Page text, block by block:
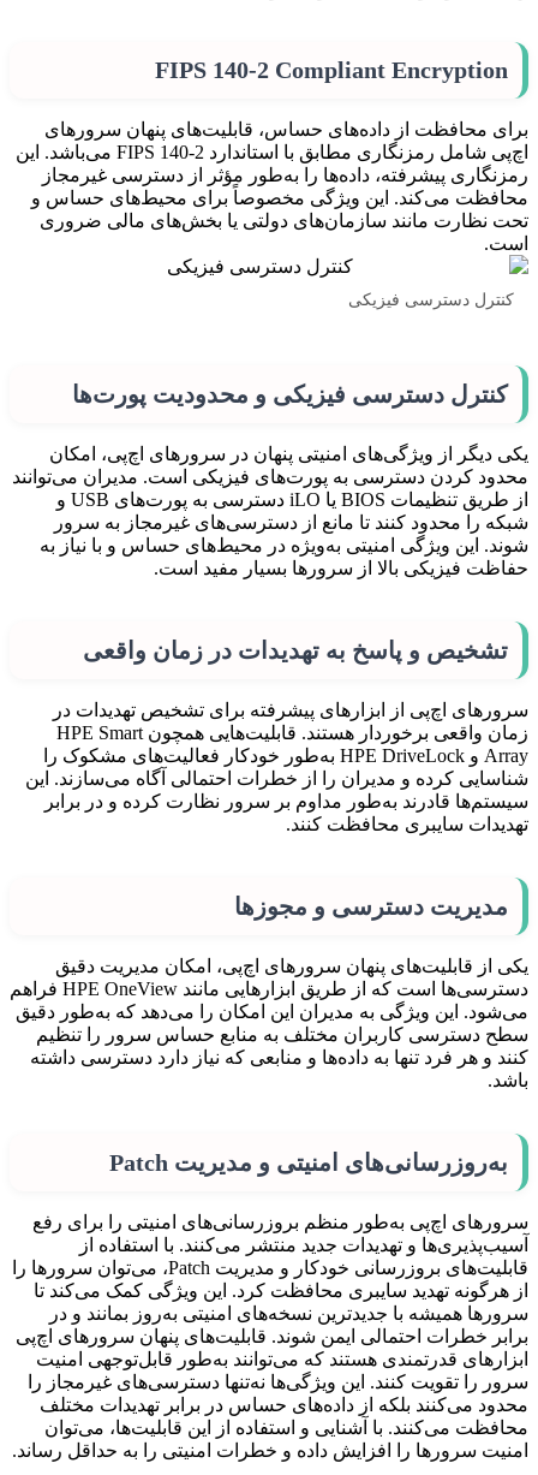
FIPS 140-2 Compliant Encryption
برای محافظت از داده‌های حساس، قابلیت‌های پنهان سرورهای
اچ‌پی شامل رمزنگاری مطابق با استاندارد FIPS 140-2 می‌باشد. این
رمزنگاری پیشرفته، داده‌ها را به‌طور مؤثر از دسترسی غیرمجاز
محافظت می‌کند. این ویژگی مخصوصاً برای محیط‌های حساس و
تحت نظارت مانند سازمان‌های دولتی یا بخش‌های مالی ضروری
است.
کنترل دسترسی فیزیکی
کنترل دسترسی فیزیکی و محدودیت پورت‌ها
یکی دیگر از ویژگی‌های امنیتی پنهان در سرورهای اچ‌پی، امکان
محدود کردن دسترسی به پورت‌های فیزیکی است. مدیران می‌توانند
از طریق تنظیمات BIOS یا iLO دسترسی به پورت‌های USB و
شبکه را محدود کنند تا مانع از دسترسی‌های غیرمجاز به سرور
شوند. این ویژگی امنیتی به‌ویژه در محیط‌های حساس و با نیاز به
حفاظت فیزیکی بالا از سرورها بسیار مفید است.
تشخیص و پاسخ به تهدیدات در زمان واقعی
سرورهای اچ‌پی از ابزارهای پیشرفته برای تشخیص تهدیدات در
زمان واقعی برخوردار هستند. قابلیت‌هایی همچون HPE Smart
Array و HPE DriveLock به‌طور خودکار فعالیت‌های مشکوک را
شناسایی کرده و مدیران را از خطرات احتمالی آگاه می‌سازند. این
سیستم‌ها قادرند به‌طور مداوم بر سرور نظارت کرده و در برابر
تهدیدات سایبری محافظت کنند.
مدیریت دسترسی و مجوزها
یکی از قابلیت‌های پنهان سرورهای اچ‌پی، امکان مدیریت دقیق
دسترسی‌ها است که از طریق ابزارهایی مانند HPE OneView فراهم
می‌شود. این ویژگی به مدیران این امکان را می‌دهد که به‌طور دقیق
سطح دسترسی کاربران مختلف به منابع حساس سرور را تنظیم
کنند و هر فرد تنها به داده‌ها و منابعی که نیاز دارد دسترسی داشته
باشد.
به‌روزرسانی‌های امنیتی و مدیریت Patch
سرورهای اچ‌پی به‌طور منظم بروزرسانی‌های امنیتی را برای رفع
آسیب‌پذیری‌ها و تهدیدات جدید منتشر می‌کنند. با استفاده از
قابلیت‌های بروزرسانی خودکار و مدیریت Patch، می‌توان سرورها را
از هرگونه تهدید سایبری محافظت کرد. این ویژگی کمک می‌کند تا
سرورها همیشه با جدیدترین نسخه‌های امنیتی به‌روز بمانند و در
برابر خطرات احتمالی ایمن شوند. قابلیت‌های پنهان سرورهای اچ‌پی
ابزارهای قدرتمندی هستند که می‌توانند به‌طور قابل‌توجهی امنیت
سرور را تقویت کنند. این ویژگی‌ها نه‌تنها دسترسی‌های غیرمجاز را
محدود می‌کنند بلکه از داده‌های حساس در برابر تهدیدات مختلف
محافظت می‌کنند. با آشنایی و استفاده از این قابلیت‌ها، می‌توان
امنیت سرورها را افزایش داده و خطرات امنیتی را به حداقل رساند.